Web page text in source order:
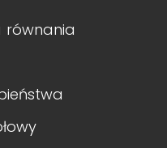
równania